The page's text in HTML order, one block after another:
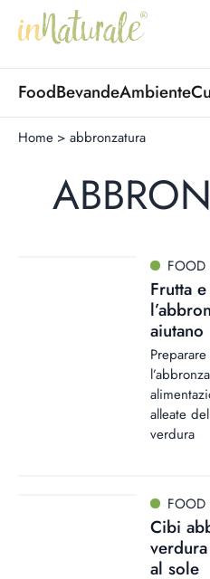
FoodBevandeAmbiente
Home > abbronzatura
FOOD
Frutta
aiutano
alleate
verdura
FOOD
Cibi
al sole